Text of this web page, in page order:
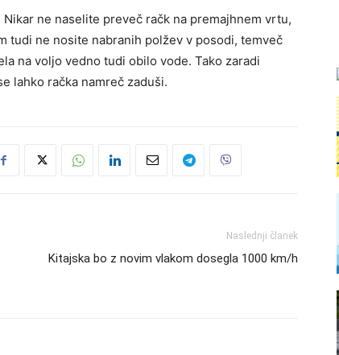
ne naselite preveč račk na premajhnem vrtu,
tudi ne nosite nabranih polžev v posodi, temveč
na voljo vedno tudi obilo vode. Tako zaradi
lahko račka namreč zaduši.
Naslednji članek
Kitajska bo z novim vlakom dosegla 1000 km/h